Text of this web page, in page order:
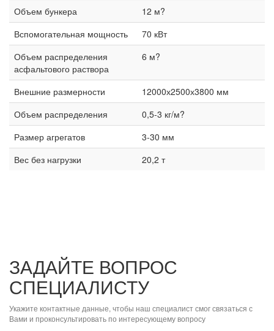
Объем бункера
12 м?
Вспомогательная мощность
70 кВт
Объем распределения
асфальтового раствора
6 м?
Внешние размерности
12000х2500х3800 мм
Объем распределения
0,5-3 кг/м?
Размер агрегатов
3-30 мм
Вес без нагрузки
20,2 т
ЗАДАЙТЕ ВОПРОС
СПЕЦИАЛИСТУ
Укажите контактные данные, чтобы наш специалист смог связаться с
Вами и проконсультировать по интересующему вопросу